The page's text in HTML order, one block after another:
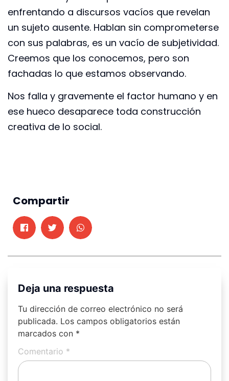
enfrentando a discursos vacíos que revelan
un sujeto ausente. Hablan sin comprometerse
con sus palabras, es un vacío de subjetividad.
Creemos que los conocemos, pero son
fachadas lo que estamos observando.
Nos falla y gravemente el factor humano y en
ese hueco desaparece toda construcción
creativa de lo social.
Compartir
Deja una respuesta
Tu dirección de correo electrónico no será
publicada. Los campos obligatorios están
marcados con *
Comentario *